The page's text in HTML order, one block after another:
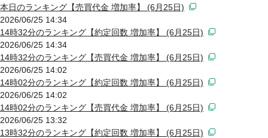
本日のランキング【売買代金 増加率】 (6月25日)
2026/06/25 14:34
14時32分のランキング【約定回数 増加率】 (6月25日)
2026/06/25 14:34
14時32分のランキング【売買代金 増加率】 (6月25日)
2026/06/25 14:02
14時02分のランキング【約定回数 増加率】 (6月25日)
2026/06/25 14:02
14時02分のランキング【売買代金 増加率】 (6月25日)
2026/06/25 13:32
13時32分のランキング【約定回数 増加率】 (6月25日)